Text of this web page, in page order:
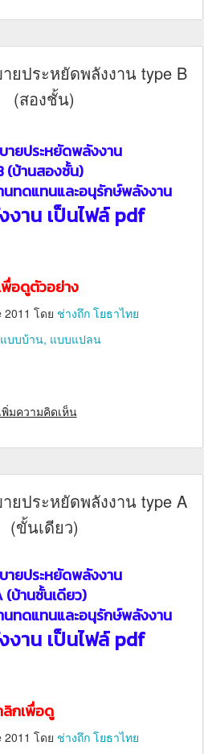
ยประหยัดพลังงาน type B
(สองชั้น)
ายประหยัดพลังงาน
(บ้านสองชั้น)
ทดแทนและอนุรักษ์พลังงาน
งาน เป็นไฟล์ pdf
อดูตัวอย่าง
2011 โดย ช่างถึก โยธาไทย
แบบบ้าน แบบแปลน
พิ่มความคิดเห็น
ยประหยัดพลังงาน type A
(ขั้นเดียว)
ายประหยัดพลังงาน
บ้านชั้นเดียว)
ทดแทนและอนุรักษ์พลังงาน
งาน เป็นไฟล์ pdf
กเพื่อดู
2011 โดย ช่างถึก โยธาไทย